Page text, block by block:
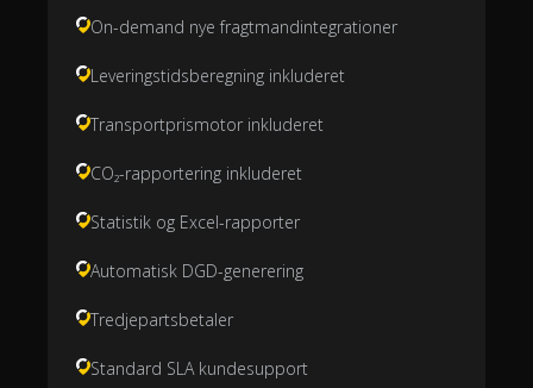
On-demand nye fragtmandintegrationer
Leveringstidsberegning inkluderet
Transportprismotor inkluderet
CO₂-rapportering inkluderet
Statistik og Excel-rapporter
Automatisk DGD-generering
Tredjepartsbetaler
Standard SLA kundesupport